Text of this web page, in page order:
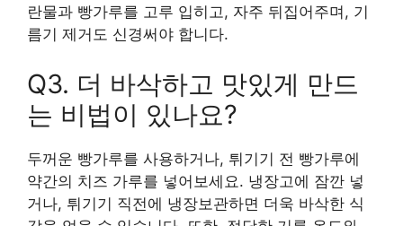
란물과 빵가루를 고루 입히고, 자주 뒤집어주며, 기
름기 제거도 신경써야 합니다.
Q3. 더 바삭하고 맛있게 만드
는 비법이 있나요?
두꺼운 빵가루를 사용하거나, 튀기기 전 빵가루에
약간의 치즈 가루를 넣어보세요. 냉장고에 잠깐 넣
거나, 튀기기 직전에 냉장보관하면 더욱 바삭한 식